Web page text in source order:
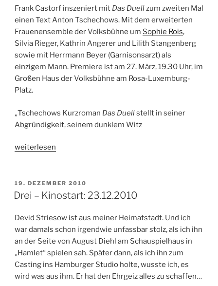
Philipp
Moog
und
„Die
drei
???““
Frank Castorf inszeniert mit Das Duellzum zweiten Mal
einen Text Anton Tschechows. Mit dem erweiterten
Frauenensemble der Volksbühne um Sophie Rois,
Silvia Rieger, Kathrin Angerer und Lilith Stangenberg
sowie mit Herrmann Beyer (Garnisonsarzt) als
einzigem Mann. Premiere ist am 27. März, 19.30 Uhr, im
Großen Haus der Volksbühne am Rosa-Luxemburg-
Platz.
„Tschechows Kurzroman Das Duellstellt in seiner
Abgründigkeit, seinem dunklem Witz
„Volksbühne
Duell.
Nach
Tschechow.
Ab
27.03.2013“
weiterlesen
VERÖFFENTLICHT
AM
19. DEZEMBER 2010
Drei – Kinostart: 23.12.2010
Devid Striesow ist aus meiner Heimatstadt. Und ich
war damals schon irgendwie unfassbar stolz, als ich ihn
an der Seite von August Diehl am Schauspielhaus in
„Hamlet“ spielen sah. Später dann, als ich ihn zum
Casting ins Hamburger Studio holte, wusste ich, es
wird was aus ihm. Er hat den Ehrgeiz alles zu schaffen…